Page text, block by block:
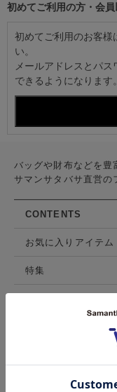
初めてご利用の方・会
初めてご利用のお客様
い。
メールアドレスとパ
できるようになります。
バッグや財布などを豊
サマンサタバサ直営の
CONTENTS
お気に入りアイテム
特集
スタッフリスト